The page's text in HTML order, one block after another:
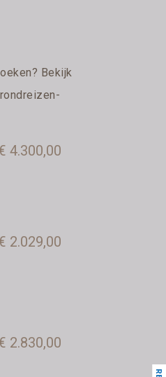
Bekijk
4.300,00
2.029,00
2.830,00